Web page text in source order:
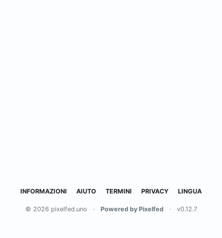
INFORMAZIONI AIUTO TERMINI PRIVACY LINGUA
© 2026 pixelfed.uno · Powered by Pixelfed · v0.12.7